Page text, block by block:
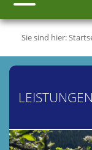
Sie sind hier: